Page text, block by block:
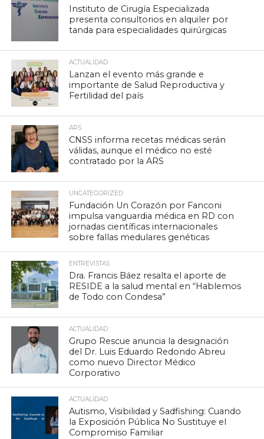
Instituto de Cirugía Especializada
presenta consultorios en alquiler por
tanda para especialidades quirúrgicas
ACTUALIDAD
Lanzan el evento más grande e
importante de Salud Reproductiva y
Fertilidad del país
ARS
CNSS informa recetas médicas serán
válidas, aunque el médico no esté
contratado por la ARS
UNCATEGORIZED
Fundación Un Corazón por Fanconi
impulsa vanguardia médica en RD con
jornadas científicas internacionales
sobre fallas medulares genéticas
ENTREVISTAS
Dra. Francis Báez resalta el aporte de
RESIDE a la salud mental en “Hablemos
de Todo con Condesa”
ACTUALIDAD
Grupo Rescue anuncia la designación
del Dr. Luis Eduardo Redondo Abreu
como nuevo Director Médico
Corporativo
ACTUALIDAD
Autismo, Visibilidad y Sadfishing: Cuando
la Exposición Pública No Sustituye el
Compromiso Familiar